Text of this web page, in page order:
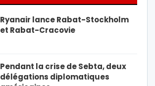
Ryanair lance Rabat-Stockholm
et Rabat-Cracovie
Pendant la crise de Sebta, deux
délégations diplomatiques